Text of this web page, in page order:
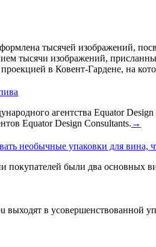
тысячей изображений,
тысячи изображений,
проекцией в Ковент-Гардене, на
агентства Equator Design
Equator Design Consultants. →
необычные упаковки для вина,
покупателей были два основных
выходят в усовершенствованной